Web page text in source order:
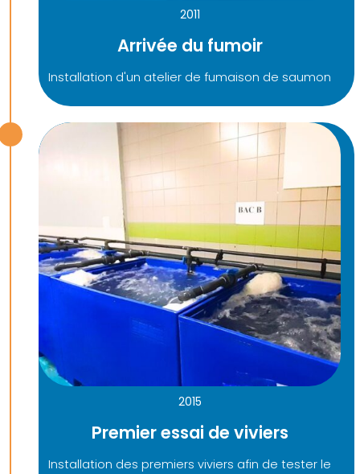
2011
Arrivée du fumoir
Installation d'un atelier de fumaison de saumon
2015
Premier essai de viviers
Installation des premiers viviers afin de tester le